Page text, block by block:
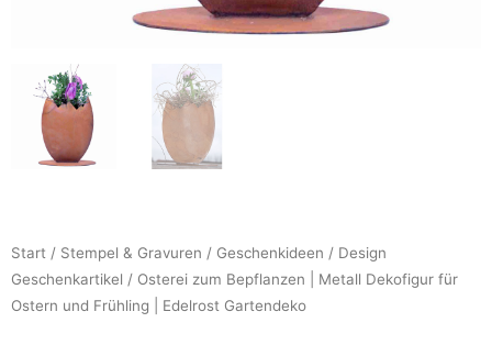
Start / Stempel & Gravuren / Geschenkideen / Design
Geschenkartikel / Osterei zum Bepflanzen | Metall Dekofigur für
Ostern und Frühling | Edelrost Gartendeko